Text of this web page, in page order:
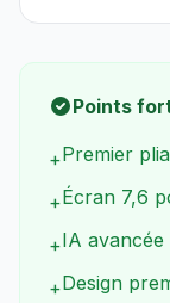
Points
+Premier
+Écran 7,6
+IA
+Design